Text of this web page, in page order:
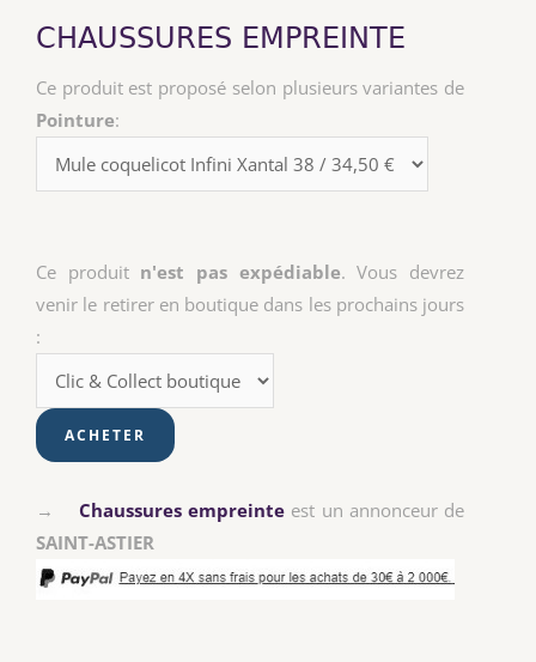
CHAUSSURES EMPREINTE
Ce produit est proposé selon plusieurs variantes de
Pointure:
Ce produit n'est pas expédiable. Vous devrez
venir le retirer en boutique dans les prochains jours
:
→ Chaussures empreinte est un annonceur de
SAINT-ASTIER